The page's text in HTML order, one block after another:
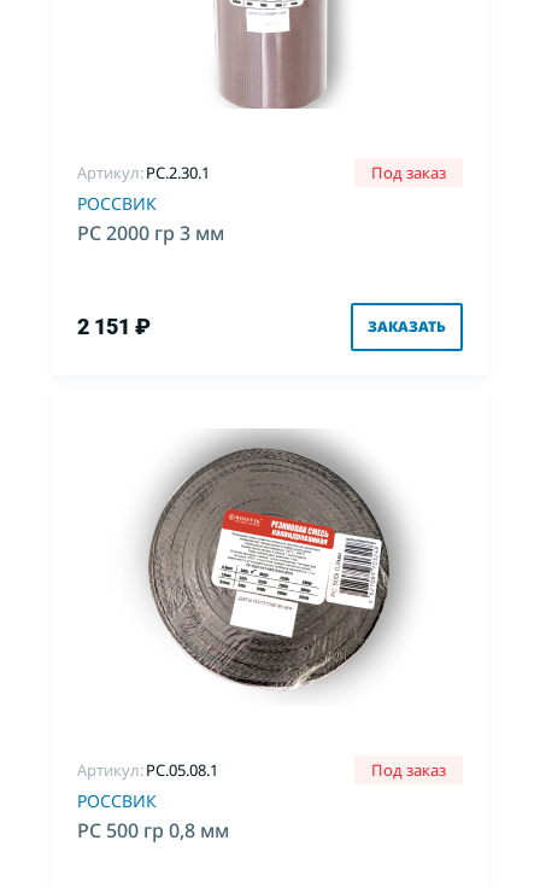
Артикул:PC.2.30.1 Под заказ
РОССВИК
РС 2000 гр 3 мм
2 151 ₽ ЗАКАЗАТЬ
Артикул:PC.05.08.1 Под заказ
РОССВИК
РС 500 гр 0,8 мм